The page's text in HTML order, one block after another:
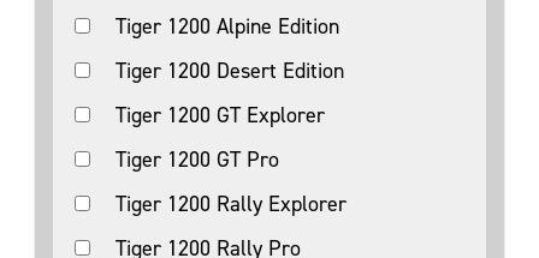
Tiger 1200 Alpine Edition
Tiger 1200 Desert Edition
Tiger 1200 GT Explorer
Tiger 1200 GT Pro
Tiger 1200 Rally Explorer
Tiger 1200 Rally Pro